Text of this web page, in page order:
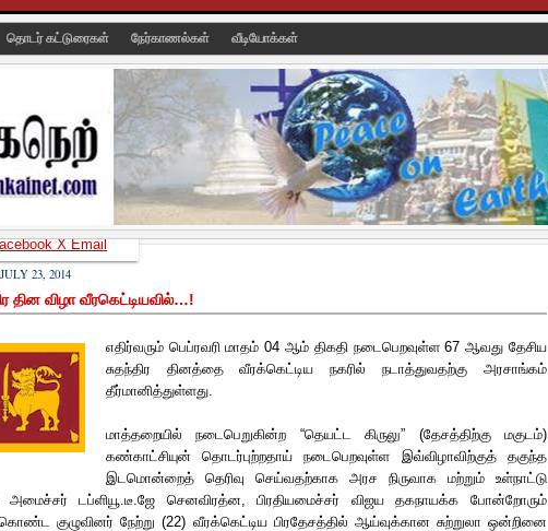
தொடர் கட்டுரைகள் நேர்காணல்கள் வீடியோக்கள்
23, 2014
தின விழா வீரகெட்டியவில்…!
எதிர்வரும் பெப்ரவரி மாதம் 04 ஆம் திகதி நடைபெறவுள்ள 67 ஆவது தேசிய
சுதந்திர தினத்தை வீரக்கெட்டிய நகரில் நடாத்துவதற்கு அரசாங்கம்
தீர்மானித்துள்ளது.
மாத்தறையில் நடைபெறுகின்ற “தெயட்ட கிருலு” (தேசத்திற்கு மகுடம்)
கண்காட்சியுன் தொடர்புற்றதாய் நடைபெறவுள்ள இவ்விழாவிற்குத் தகுந்த
இடமொன்றைத் தெரிவு செய்வதற்காக அரச நிருவாக மற்றும் உள்நாட்டு
அமைச்சர் டப்ளியூ.டீ.ஜே செனவிரத்ன, பிரதியமைச்சர் விஜய தகநாயக்க போன்றோரும்
குழுவினர் நேற்று (22) வீரக்கெட்டிய பிரதேசத்தில் ஆய்வுக்கான சுற்றுலா ஒன்றினை
XEmail